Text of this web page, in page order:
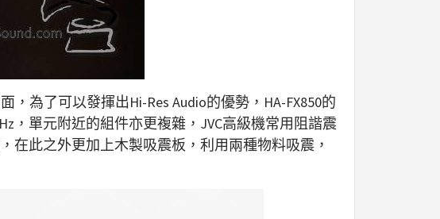
，為了可以發揮出Hi-Res Audio的優勢，HA-FX850的
，單元附近的組件亦更複雜，JVC高級機常用阻諧震
在此之外更加上木製吸震板，利用兩種物料吸震，